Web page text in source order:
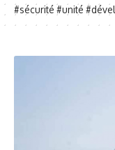
#sécurité #unité